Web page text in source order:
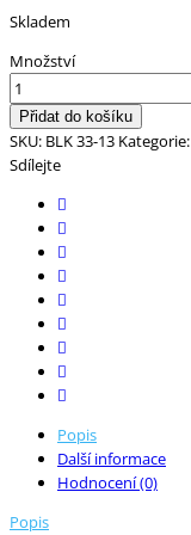
Skladem
Množství
Přidat do košíku
SKU: BLK 33-13 Kategorie:
Sdílejte
Popis
Další informace
Hodnocení (0)
Popis